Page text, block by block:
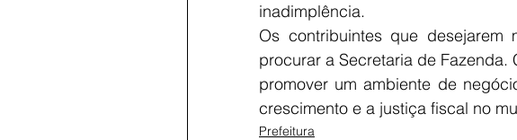
inadimplência.
Os contribuintes que desejarem
procurar a Secretaria de
promover um ambiente de
crescimento e a justiça fiscal no
Prefeitura